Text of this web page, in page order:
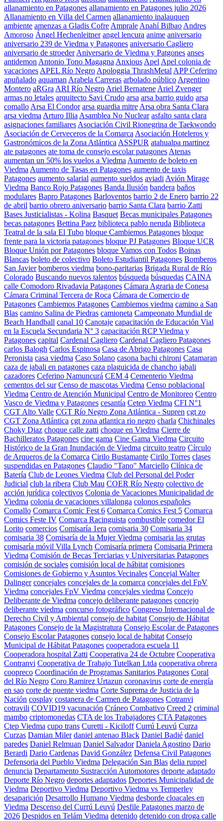
allanamiento en Patagones allanamiento en Patagones julio 2026
Allanamiento en Villa del Carmen allanamiento inalauquen
ambiente amenzas a Gladis Cofre Amprale Anahí Bilbao Andres
Amoroso Ángel Hechenleitner angel lencura anime aniversario
aniversario 239 de Viedma y Patagones aniversario Cagliero
aniversario de stroeder Aniversario de Viedma y Patgones anses
antidemon Antonio Tono Magagna Anxious Apel Apel colonia de
vacaciones APEL Río Negro Apologgia ThrashMetal APP Ceferino
apuñalado aquaman Arabela Carreras arbolado público Argentino
Montero aRGra ARI Río Negro Ariel Bernatene Ariel Zvenger
armas no letales arquitecto Savi Crudo arsa arsa barrio guido arsa
comallo Arsa El Condor arsa guardia mitre Arsa obra Santa Clara
arsa viedma Arturo Illia Asamblea No Nuclear asfalto santa clara
asignaciones familiares Asociación Civil Rionegrina de Taekwondo
Asociación de Cerveceros de la Comarca Asociación Hoteleros y
Gastronómicos de la Zona Atlántica ASSPUR atahualpa martinez
ate patagones ate toma de consejo escolar patagones Atenas
aumentan un 50% los vuelos a Viedma Aumento de boleto en
Viedma Aumento de Tasas en Patagones aumento de taxis
Patagones aumento salarial aumento sueldos aviadi Avión Mirage
Viedma Banco Rojo Patagones Banda Ilusión bandera baños
modulares Bapro Patagones Barloventos barrio 2 de Enero barrio 22
de abril barrio obrero aniversario barrio Santa Clara barrio Zatti
Bases Justicialistas - Kolina Basquet Becas municipales Patagones
becas patagones Bettina Paez biblioteca pablo neruda Biblioteca
Teatral de la sala El Tubo bloque Cambiemos Patagones bloque
frente para la victoria patagones bloque PJ Patagones Bloque UCR
Bloque Unión por Patagones bloque Vamos con Todos Boinas
Blancas boleto de colectivo Boleto Estudiantil Patagones Bomberos
San Javier bomberos viedma bono-paritarias Brigada Rural de Río
Colorado Buscando nuevos talentos búsqueda búsquedas CAINA
calle Comodoro Rivadavia Patagones Cámara Agraria de Conesa
Cámara Criminal Tercera de Roca Cámara de Comercio de
Patagones Cambiemos Patagones Cambiemos viedma camino a San
Blas camino Salina de Piedras camioneta Campeonato Mundial de
Beach Handball canal 10 Canotaje capacitación de Educación Vial
en la Escuela Secundaria N° 3 capacitación RCP Viedma y
Patagones capital Cardenal Cagliero Cardenal Cagliero Patagones
carlos Balogh Carlos Espinosa Casa de Abrigo Patagones Casa
Peronista casa viedma Caso Solano casona bachi chironi Catamaran
caza de jabali en patagones caza plaguicida de chancho jabali
cazadores Ceferino Namuncurá CEM 4 Cementerio Viedma
cementos del sur Censo de mascotas Viedma Censo poblacional
Viedma Centro de Atención Municipal Centro de Monitoreo Centro
Vasco de Viedma y Patagones cesantía Cetep Viedma CFI N°1
CGT Alto Valle CGT Río Negro Zona Atlántica - Supren cgt zo
CGT Zona Atlántica cgt zona atlantica rio negro charla Chichinales
Choky Diaz choque calle zatti choque en Viedma Cierre de
Bachilleratos Patagones cine gama Cine Gama Viedma Circuito
Histórico de la Gran Inundación de Viedma circuito teatro Círculo
de Arqueros de la Comarca Cirilo Bustamante Cirilo Torres clases
suspendidas en Patagones Claudio "Tano" Marciello Clínica de
Batería Club de Leones Viedma Club del Personal del Poder
Judicial club la ribera Club Mau COER Río Negro colectivo de
acción jurídica colectivos Colonia de Vacaciones Municipalidad de
Viedma colonia de vacaciones villalonga colonos españoles
Comallo Comarca Comic Fest 6 Comarca Comics Fest 5 Comarca
Comics Feste IV Comarca Racinguista combustible comedor El
Lorito comercios Comisaría 1era comisaria 30 Comisaria 34
comisaria 38 Comisaría de la Mujer Viedma comisaria las grutas
comisaría móvil Villa Lynch Comisaría primera Comisaria Primera
Viedma Comisión de Becas Terciarias y Universitarias Patagones
comisión de sociales comisión local de hábitat comisiones
Comisiones de Gobierno y Asuntos Vecinales Concejal Walter
Dalinger concejales concejales de la comarca concejales del FpV
Viedma concejales FpV Viedma concejales viedma Concejo
Deliberante de Viedma concejo deliberante patagones concejo
deliberante viedma concurso fotográfico Congreso Internacional de
Derecho Civil y Ambiental consejo de habitat Consejo de Hábitat
Patagones Consejo de la Magistratura Consejo Escolar de Patagones
Consejo Escolar Patagones consejo local de habitat Consejo
Municipal de Hábitat Patagones cooperadora escuela 11
Cooperadora hospital Zatti Cooperativa 24 de Octubre Cooperativa
Contranvi Cooperativa de Trabajo Tutelkan Ltda cooperativa obrera
coopreco Coordinación de Programas Sanitarios Patagones Coral
del Río Negro Coro Ramirez Urtazun coronavirus corte de energía
en sao corte de puente viedma Corte Suprema de Justicia de la
Nación cosplay costanera de Carmen de Patagones Cotranvi
cotravili COVID19 vacunación Cráneo Combativo Creed 2 criminal
mambo criptomonedas CTA de los Trabajadores CTA Patagones
Ctep Viedma cupo trans Curetti - Kiciloff Currú Leuvú Curza
Curzas Damian Miler daniel antenao Black Daniel Badié daniel
paredes Daniel Relmuan Daniel Salvador Daniela Agostino Dario
Berardi Dario Cardenas David González Defensa Civil Patagones
Defensoria del Pueblo Viedma Delegación San Blas delia ruppel
denuncia Departamento Sustracción Automotores deporte adaptado
Deporte Río Negro deportes adaptados Deportes Municipalidad de
Viedma Deportivo Viedma Deportivo Viedma vs Temperley
desaparición Desarrollo Humano Viedma desborde cloacales en
Viedma Descenso del Currú Leuvú Desfile Patagones marzo de
2026 Despidos en Telám Viedma detenido detenido con droga calle